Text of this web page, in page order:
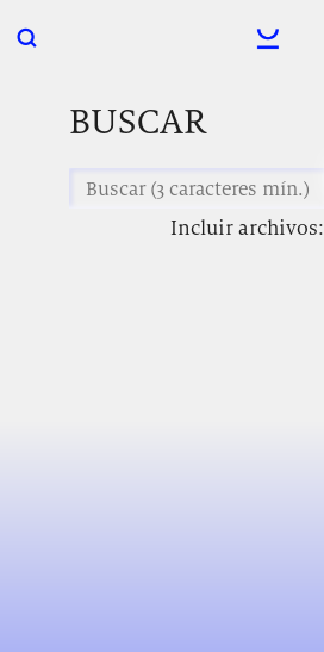
BUSCAR
Incluir archivos: